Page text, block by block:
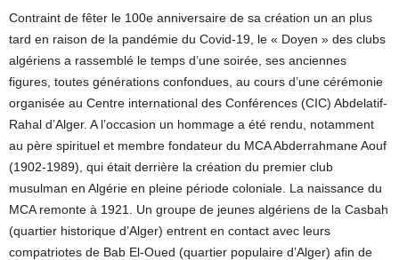
Contraint de fêter le 100e anniversaire de sa création un an plus
tard en raison de la pandémie du Covid-19, le « Doyen » des clubs
algériens a rassemblé le temps d’une soirée, ses anciennes
figures, toutes générations confondues, au cours d’une cérémonie
organisée au Centre international des Conférences (CIC) Abdelatif-
Rahal d’Alger. A l’occasion un hommage a été rendu, notamment
au père spirituel et membre fondateur du MCA Abderrahmane Aouf
(1902-1989), qui était derrière la création du premier club
musulman en Algérie en pleine période coloniale. La naissance du
MCA remonte à 1921. Un groupe de jeunes algériens de la Casbah
(quartier historique d’Alger) entrent en contact avec leurs
compatriotes de Bab El-Oued (quartier populaire d’Alger) afin de